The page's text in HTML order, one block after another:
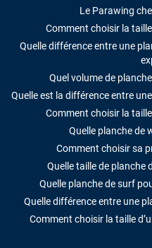
Le Parawing
Comment choisir la
Quelle différence entre une
Quel volume de
Quelle est la différence entre
Comment choisir la
Quelle planche de
Comment choisir sa
Quelle taille de planche
Quelle planche de surf
Quelle différence entre une
Comment choisir la taille